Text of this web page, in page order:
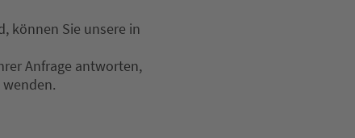
können Sie unsere in
Anfrage antworten,